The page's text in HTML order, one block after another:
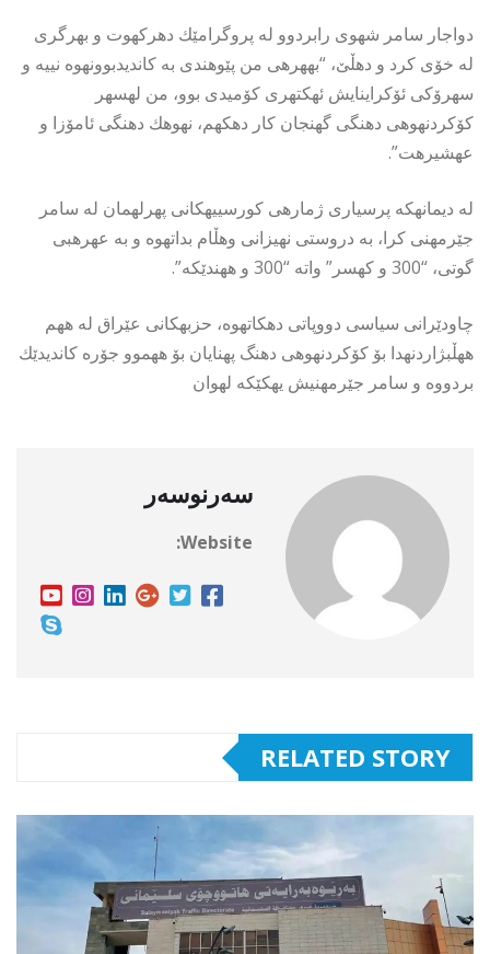
دواجار سامر شهوى رابردوو له پروگرامێك دهركهوت و بهرگرى
له خۆى كرد و دهڵێ، “بههرهى من پێوهندى به كاندیدبوونهوه نییه و
سهرۆكى ئۆكراینایش ئهكتهرى كۆمیدى بوو، من لهسهر
كۆكردنهوهى دهنگى گهنجان كار دهكهم، نهوهك دهنگى ئامۆزا و
عهشیرهت”.
له دیمانهكه پرسیارى ژمارهى كورسییهكانى پهرلهمان له سامر
جێرمهنى كرا، به دروستى نهیزانى وهڵام بداتهوه و به عهرهبى
گوتى، “300 و كهسر” واته “300 و ههندێكه”.
چاودێرانى سیاسى دووپاتى دهكاتهوه، حزبهكانى عێراق له ههم
ههڵبژاردنهدا بۆ كۆكردنهوهى دهنگ پهنایان بۆ ههموو جۆره كاندیدێك
بردووه و سامر جێرمهنیش یهكێكه لهوان
سەرنوسەر
Website:
RELATED STORY